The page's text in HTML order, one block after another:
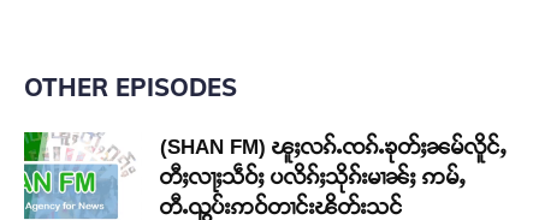
OTHER EPISODES
(SHAN FM) ၽူႈလၵ်ႉၸၵ်ႉၶုတ်ႈၼမ်လိူင်ႇ
တီႈလႃႈသဵဝ်ႈ ပလိၵ်ႈသိုၵ်းမၢၼ်ႈ ဢမ်ႇ
တီႉၺွပ်းဢဝ်တၢင်းၽိတ်းသင်